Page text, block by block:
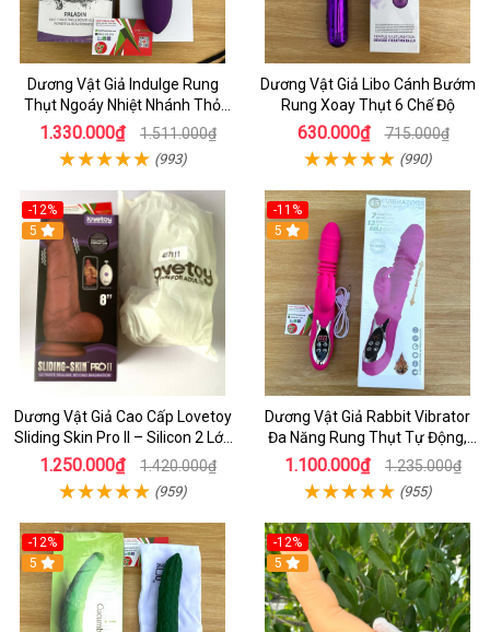
Dương Vật Giả Indulge Rung
Thụt Ngoáy Nhiệt Nhánh Thỏ
Kích Điểm G
1.330.000₫ 1.511.000₫
(993)
Dương Vật Giả Libo Cánh Bướm
Rung Xoay Thụt 6 Chế Độ
630.000₫ 715.000₫
(990)
-12%
5
Dương Vật Giả Cao Cấp Lovetoy
Sliding Skin Pro II – Silicon 2 Lớp
Mềm Mịn, Rung Đa Tần Từ Xa
1.250.000₫ 1.420.000₫
(959)
-11%
5
Dương Vật Giả Rabbit Vibrator
Đa Năng Rung Thụt Tự Động,
Phát Nhiệt Ấm Nóng Kích Thích
1.100.000₫ 1.235.000₫
(955)
-12%
5
-12%
5